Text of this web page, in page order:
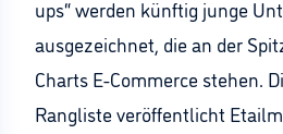
ups“ werden künftig junge
ausgezeichnet, die an der
Charts E-Commerce stehen.
Rangliste veröffentlicht